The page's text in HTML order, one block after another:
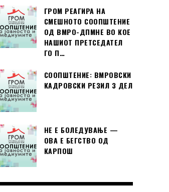
ГРОМ РЕАГИРА НА
СМЕШНОТО СООПШТЕНИЕ
ОД ВМРО-ДПМНЕ ВО КОЕ
НАШИОТ ПРЕТСЕДАТЕЛ
ГО П…
СООПШТЕНИЕ: ВМРОВСКИ
КАДРОВСКИ РЕЗИЛ 3 ДЕЛ
НЕ Е БОЛЕДУВАЊЕ —
ОВА Е БЕГСТВО ОД
КАРПОШ